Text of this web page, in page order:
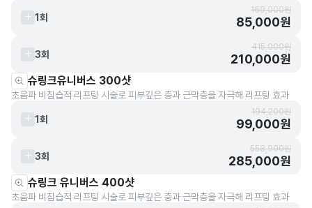
1회
169,000원
85,000원
3회
415,000원
210,000원
슈링크유니버스 300샷
초음파 비침습적 리프팅 시술로 피부깊은 층과 근막층을 자극해 리프팅 효과
1회
194,200원
99,000원
3회
558,900원
285,000원
슈링크 유니버스 400샷
초음파 비침습적 리프팅 시술로 피부깊은 층과 근막층을 자극해 리프팅 효과